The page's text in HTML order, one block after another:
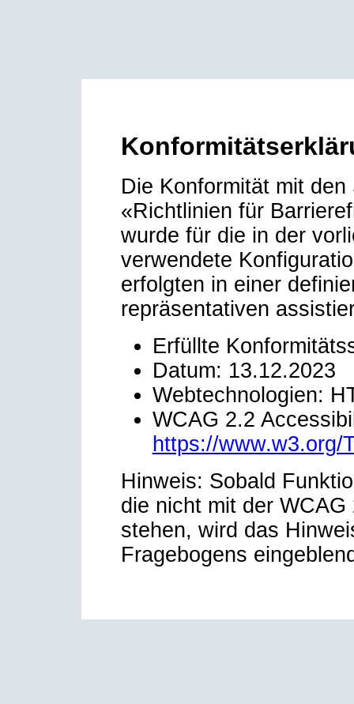
Die Konformität mit
«Richtlinien für
wurde für die in der
verwendete
erfolgten in einer
repräsentativen
Erfüllte
Datum: 13.12.2023
Webtechnologien:
WCAG 2.2
https://www.w3.org/
Hinweis: Sobald
die nicht mit der
stehen, wird das
Fragebogens